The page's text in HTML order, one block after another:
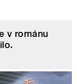
v románu